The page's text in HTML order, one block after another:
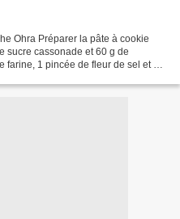
Ohra Préparer la pâte à cookie
sucre cassonade et 60 g de
1 pincée de fleur de sel et 3 g